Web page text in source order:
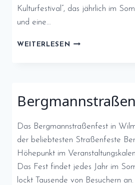
Kulturfestival”, das jährlich im
und eine…
WEITERLESEN KULTURELLE
Das Bergmannstraßenfest in
der beliebtesten Straßenfeste
Höhepunkt im
Das Fest findet jedes Jahr im
lockt Tausende von Besuchern